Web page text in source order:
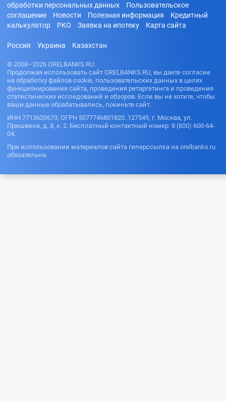
обработки персональных данных
Пользовательское
соглашение
Новости Полезная информация
Кредитный
калькулятор
РКО Заявка на ипотеку Карта сайта
Россия Украина Казахстан
© 2008–2026 ORELBANKS.RU.
Продолжая использовать сайт ORELBANKS.RU, вы даете согласие
на обработку файлов cookie, пользовательских данных в целях
функционирования сайта, проведения ретаргетинга и проведения
статистических исследований и обзоров. Если вы не хотите, чтобы
ваши данные обрабатывались, покиньте сайт.
ИНН 7713620673, ОГРН 5077746801820. 127549, г. Москва, ул.
Пришвина, д. 8, к. 2. Бесплатный контактный номер: 8 (800) 600-64-
04.
При использовании материалов сайта гиперссылка на orelbanks.ru
обязательна.